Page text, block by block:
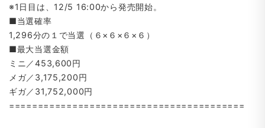
※1日目は、12/5 16:00から発売開始。
■当選確率
1,296分の１で当選（６×６×６×６）
■最大当選金額
ミニ／453,600円
メガ／3,175,200円
ギガ／31,752,000円
=========================================